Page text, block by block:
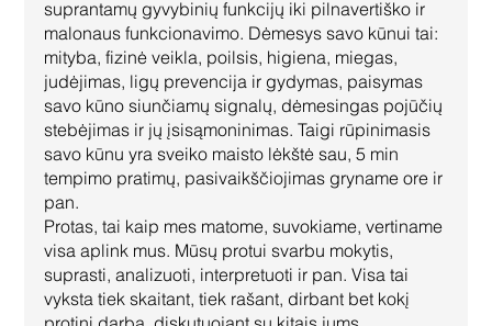
suprantamų gyvybinių funkcijų iki pilnavertiško ir
malonaus funkcionavimo. Dėmesys savo kūnui tai:
mityba, fizinė veikla, poilsis, higiena, miegas,
judėjimas, ligų prevencija ir gydymas, paisymas
savo kūno siunčiamų signalų, dėmesingas pojūčių
stebėjimas ir jų įsisąmoninimas. Taigi rūpinimasis
savo kūnu yra sveiko maisto lėkštė sau, 5 min
tempimo pratimų, pasivaikščiojimas gryname ore ir
pan.
Protas, tai kaip mes matome, suvokiame, vertiname
visa aplink mus. Mūsų protui svarbu mokytis,
suprasti, analizuoti, interpretuoti ir pan. Visa tai
vyksta tiek skaitant, tiek rašant, dirbant bet kokį